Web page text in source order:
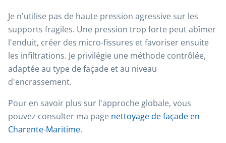
Je n'utilise pas de haute pression agressive sur les
supports fragiles. Une pression trop forte peut abîmer
l'enduit, créer des micro-fissures et favoriser ensuite
les infiltrations. Je privilégie une méthode contrôlée,
adaptée au type de façade et au niveau
d'encrassement.
Pour en savoir plus sur l'approche globale, vous
pouvez consulter ma page nettoyage de façade en
Charente-Maritime.